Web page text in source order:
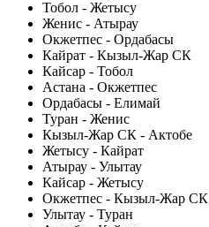
Тобол - Жетысу
Женис - Атырау
Окжетпес - Ордабасы
Кайрат - Кызыл-Жар СК
Кайсар - Тобол
Астана - Окжетпес
Ордабасы - Елимай
Туран - Женис
Кызыл-Жар СК - Актобе
Жетысу - Кайрат
Атырау - Улытау
Кайсар - Жетысу
Окжетпес - Кызыл-Жар СК
Улытау - Туран